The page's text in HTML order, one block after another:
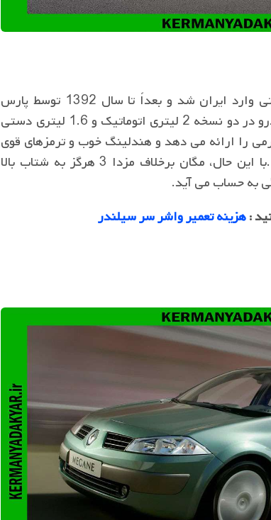
رنو مگان ابتدا به صورت خودروی وارداتی وارد ایران شد و بعداً تا سال 1392 توسط پارس
خودرو مونتاژ شد و در حال حاضر این خودرو در دو نسخه 2 لیتری اتوماتیک و 1.6 لیتری دستی
را ارائه می دهد و هندلینگ خوب و ترمزهای قوی
.
با این حال، مگان برخلاف مزدا 3 هرگز به شتاب بالا
به حساب می آید.
:هزینه تعمیر واشر سر سیلندر